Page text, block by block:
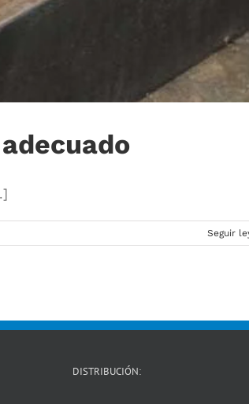
Seguir
DISTRIBUCIÓN: